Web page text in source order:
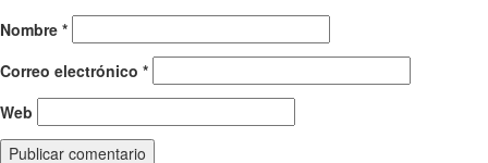
Nombre *
Correo electrónico *
Web